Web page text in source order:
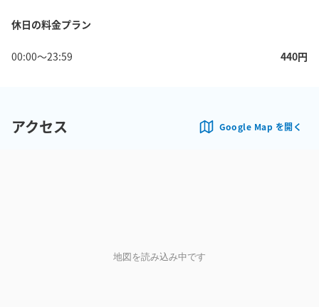
休日の料金プラン
00:00〜23:59 440円
アクセス Google Map を開く
地図を読み込み中です